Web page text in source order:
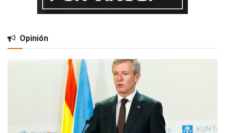
Opinión